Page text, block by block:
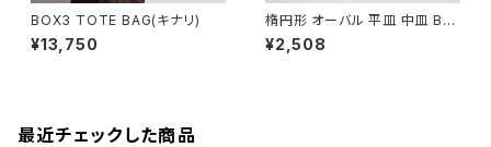
BOX3 TOTE BAG(キナリ)
¥13,750
楕円形 オーバル 平皿 中皿 BS
P090
¥2,508
最近チェックした商品